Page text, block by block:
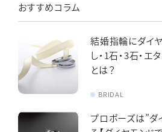
おすすめコラム
結婚指輪にダイ
し・1石・3石・
とは？
BRIDAL
プロポーズは”ダ